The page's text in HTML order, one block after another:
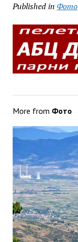
Published in Фото
More from Фото